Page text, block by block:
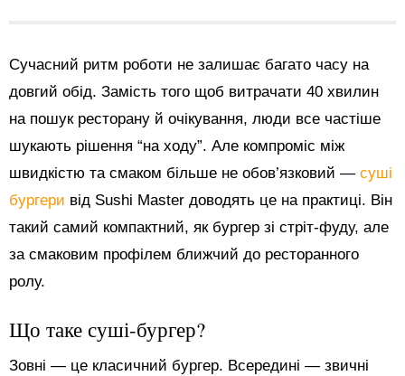
Сучасний ритм роботи не залишає багато часу на
довгий обід. Замість того щоб витрачати 40 хвилин
на пошук ресторану й очікування, люди все частіше
шукають рішення “на ходу”. Але компроміс між
швидкістю та смаком більше не обов’язковий — суші
бургери від Sushi Master доводять це на практиці. Він
такий самий компактний, як бургер зі стріт-фуду, але
за смаковим профілем ближчий до ресторанного
ролу.
Що таке суші-бургер?
Зовні — це класичний бургер. Всередині — звичні